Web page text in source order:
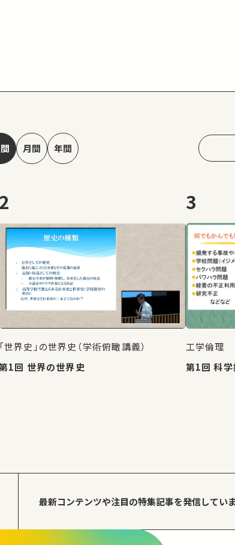
月間 年間
2
世界史」の世界史（学術俯瞰講義）
第1回 世界の世界史
3
工学倫理
第1回
最新コンテンツや注目の特集記事を発信していま